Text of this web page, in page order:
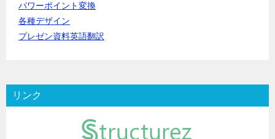
パワーポイント変換
各種デザイン
プレゼン資料英語翻訳
リンク